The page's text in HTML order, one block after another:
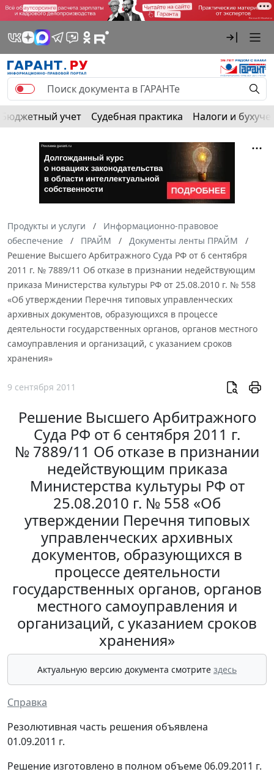
Бюджетный учет Судебная практика Налоги и
Продукты и услуги
Информационно-правовое
обеспечение
ПРАЙМ
Документы ленты ПРАЙМ
Решение Высшего Арбитражного Суда РФ от 6 сентября
2011 г. № 7889/11 Об отказе в признании недействующим
приказа Министерства культуры РФ от 25.08.2010 г. № 558
«Об утверждении Перечня типовых управленческих
архивных документов, образующихся в процессе
деятельности государственных органов, органов местного
самоуправления и организаций, с указанием сроков
хранения»
9 сентября 2011
Решение Высшего Арбитражного
Суда РФ от 6 сентября 2011 г.
№ 7889/11 Об отказе в признании
недействующим приказа
Министерства культуры РФ от
25.08.2010 г. № 558 «Об
утверждении Перечня типовых
управленческих архивных
документов, образующихся в
процессе деятельности
государственных органов, органов
местного самоуправления и
организаций, с указанием сроков
хранения»
Актуальную версию документа смотрите здесь
Справка
Резолютивная часть решения объявлена
01.09.2011 г.
Решение изготовлено в полном объеме 06.09.2011 г.